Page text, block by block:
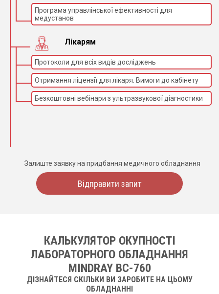
Програма управлінської ефективності для
медустанов
Лікарям
Протоколи для всіх видів досліджень
Отримання ліцензії для лікаря. Вимоги до кабінету
Безкоштовні вебінари з ультразвукової діагностики
Залиште заявку на придбання медичного обладнання
Відправити запит
КАЛЬКУЛЯТОР ОКУПНОСТІ
ЛАБОРАТОРНОГО ОБЛАДНАННЯ
MINDRAY ВС-760
ДІЗНАЙТЕСЯ СКІЛЬКИ ВИ ЗАРОБИТЕ НА ЦЬОМУ
ОБЛАДНАННІ